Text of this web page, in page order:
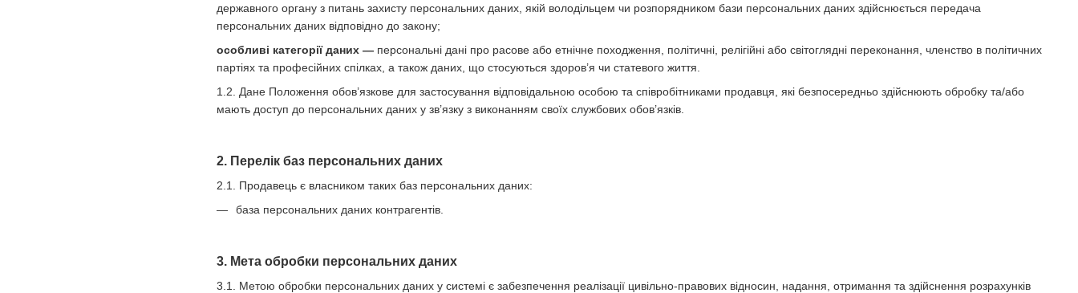
державного органу з питань захисту персональних даних, якій володільцем чи розпорядником бази персональних даних здійснюється передача
персональних даних відповідно до закону;
особливі категорії даних — персональні дані про расове або етнічне походження, політичні, релігійні або світоглядні переконання, членство в політичних
партіях та професійних спілках, а також даних, що стосуються здоров’я чи статевого життя.
1.2. Дане Положення обов’язкове для застосування відповідальною особою та співробітниками продавця, які безпосередньо здійснюють обробку та/або
мають доступ до персональних даних у зв’язку з виконанням своїх службових обов’язків.
2. Перелік баз персональних даних
2.1. Продавець є власником таких баз персональних даних:
база персональних даних контрагентів.
3. Мета обробки персональних даних
3.1. Метою обробки персональних даних у системі є забезпечення реалізації цивільно-правових відносин, надання, отримання та здійснення розрахунків